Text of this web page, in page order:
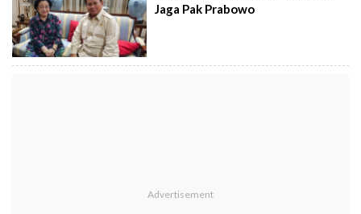
Jaga Pak Prabowo